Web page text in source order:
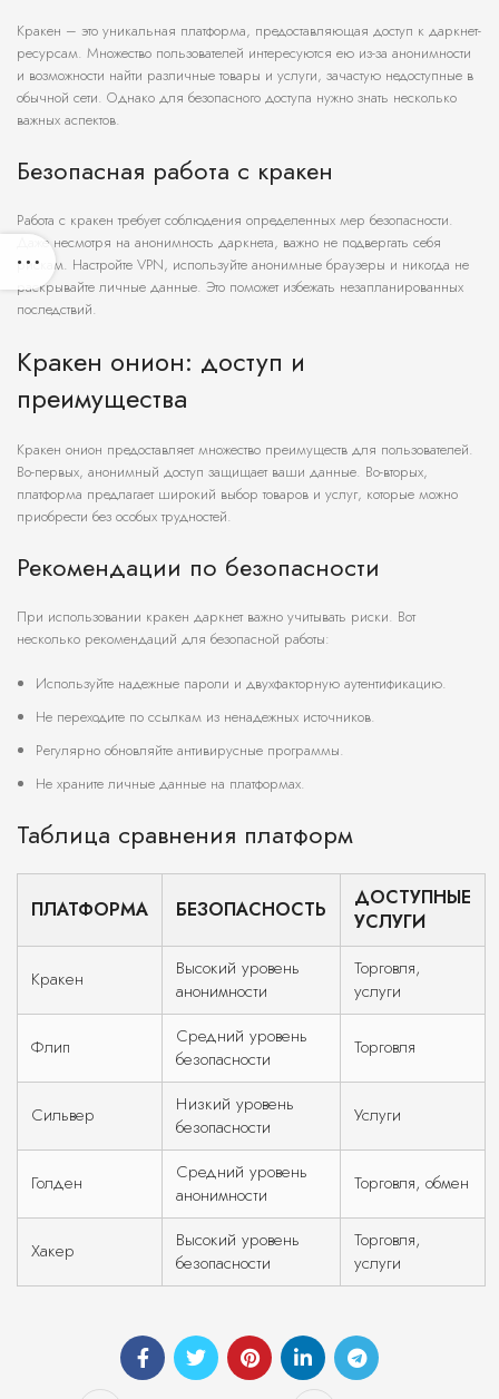
Кракен – это уникальная платформа, предоставляющая доступ к даркнет-
ресурсам. Множество пользователей интересуются ею из-за анонимности
и возможности найти различные товары и услуги, зачастую недоступные в
обычной сети. Однако для безопасного доступа нужно знать несколько
важных аспектов.
Безопасная работа с кракен
Работа с кракен требует соблюдения определенных мер безопасности.
Даже несмотря на анонимность даркнета, важно не подвергать себя
рискам. Настройте VPN, используйте анонимные браузеры и никогда не
раскрывайте личные данные. Это поможет избежать незапланированных
последствий.
Кракен онион: доступ и
преимущества
Кракен онион предоставляет множество преимуществ для пользователей.
Во-первых, анонимный доступ защищает ваши данные. Во-вторых,
платформа предлагает широкий выбор товаров и услуг, которые можно
приобрести без особых трудностей.
Рекомендации по безопасности
При использовании кракен даркнет важно учитывать риски. Вот
несколько рекомендаций для безопасной работы:
Используйте надежные пароли и двухфакторную аутентификацию.
Не переходите по ссылкам из ненадежных источников.
Регулярно обновляйте антивирусные программы.
Не храните личные данные на платформах.
Таблица сравнения платформ
ПЛАТФОРМА БЕЗОПАСНОСТЬ
ДОСТУПНЫЕ
УСЛУГИ
Кракен
Высокий уровень
анонимности
Торговля,
услуги
Флип
Средний уровень
безопасности
Торговля
Сильвер
Низкий уровень
безопасности
Услуги
Голден
Средний уровень
анонимности
Торговля, обмен
Хакер
Высокий уровень
безопасности
Торговля,
услуги